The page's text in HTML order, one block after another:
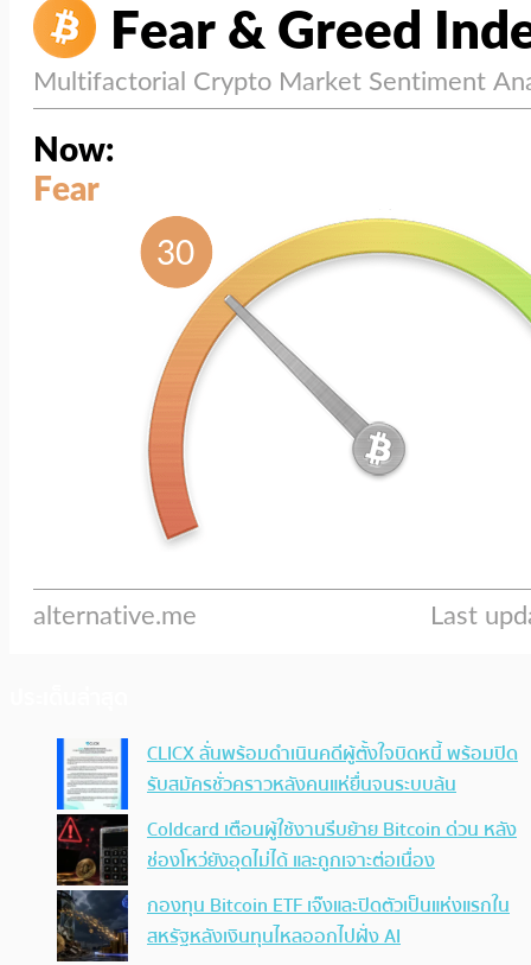
CLICX ลั่นพร้อมดำเนินคดีผู้ตั้งใจบิดหนี้ พร้อมปิด
รับสมัครชั่วคราวหลังคนแห่ยื่นจนระบบล้น
Coldcard เตือนผู้ใช้งานรีบย้าย Bitcoin ด่วน หลัง
ช่องโหว่ยังอุดไม่ได้ และถูกเจาะต่อเนื่อง
กองทุน Bitcoin ETF เจ๊งและปิดตัวเป็นแห่งแรกใน
สหรัฐหลังเงินทุนไหลออกไปฝั่ง AI